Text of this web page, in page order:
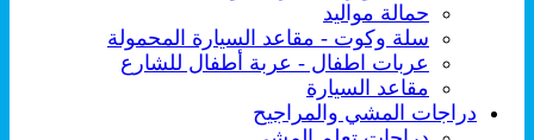
حمالة مواليد
سلة وكوت - مقاعد السيارة المحمولة
عربات اطفال - عربة أطفال للشارع
مقاعد السيارة
دراجات المشي والمراجيح